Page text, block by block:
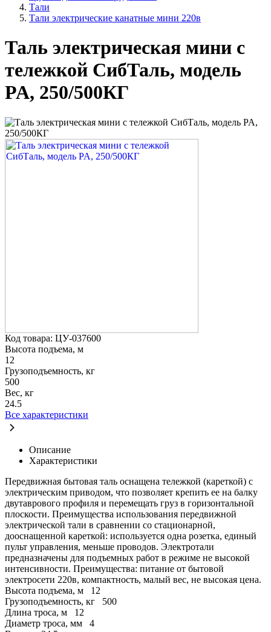
Тали
Тали электрические канатные мини 220в
Таль электрическая мини с
тележкой СибТаль, модель
PA, 250/500КГ
Код товара: ЦУ-037600
Высота подъема, м
12
Грузоподъемность, кг
500
Вес, кг
24.5
Все характеристики
Описание
Характеристики
Передвижная бытовая таль оснащена тележкой (кареткой) с
электрическим приводом, что позволяет крепить ее на балку
двутаврового профиля и перемещать груз в горизонтальной
плоскости. Преимущества использования передвижной
электрической тали в сравнении со стационарной,
дооснащенной кареткой: используется одна розетка, единый
пульт управления, меньше проводов. Электротали
предназначены для подъемных работ в режиме не высокой
интенсивности. Преимущества: питание от бытовой
электросети 220в, компактность, малый вес, не высокая цена.
Высота подъема, м
12
Грузоподъемность, кг
500
Длина троса, м
12
Диаметр троса, мм
4